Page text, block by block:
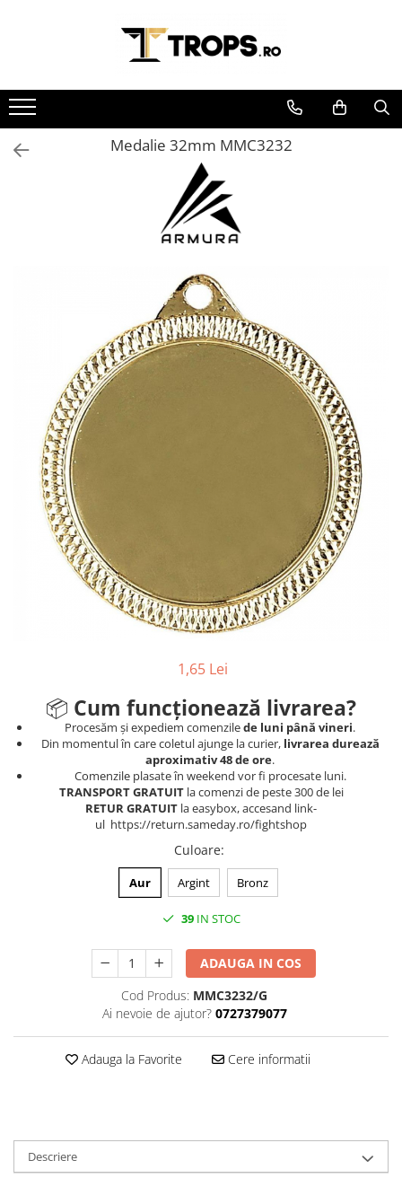
Sporturi
Arte Martiale
Atletism
Muzica / Dans
Pescuit
Tenis de camp
Tenis de Masa
Alte ramuri sportive
Accesorii Cupe
Personalizari Cupe
Medalii Tematice
Medalii Non-Tematice
Accesorii Medalii
Medalii Personalizate
Suport medalii
Personalizari Trofee
Medalie 32mm MMC3232
1,65 Lei
📦 Cum funcționează livrarea?
Procesăm și expediem comenzilede luni până vineri.
Din momentul în care coletul ajunge la curier, livrarea durează
aproximativ 48 de ore.
Comenzile plasate în weekend vor fi procesate luni.
TRANSPORT GRATUITla comenzi de peste 300 de lei
RETUR GRATUIT la easybox, accesand link-
ul https://return.sameday.ro/fightshop
Culoare:
Aur Argint Bronz
39IN STOC
ADAUGA IN COS
Cod Produs: MMC3232/G
Ai nevoie de ajutor? 0727379077
Adauga la Favorite Cere informatii
Descriere